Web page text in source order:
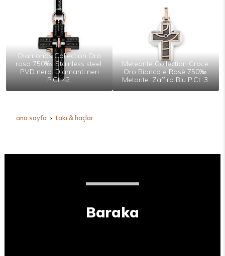
Diamonds Collection Oro
rosa 750‰. Stainless steel.
PVD nero. Diamanti neri
P.Ct 42.
Meteorite Collection Croce.
Oro Bianco e Rosè 750‰.
Metorite. Zaffiro Blu P.Ct. 3.
ana sayfa taki & haçlar
Baraka